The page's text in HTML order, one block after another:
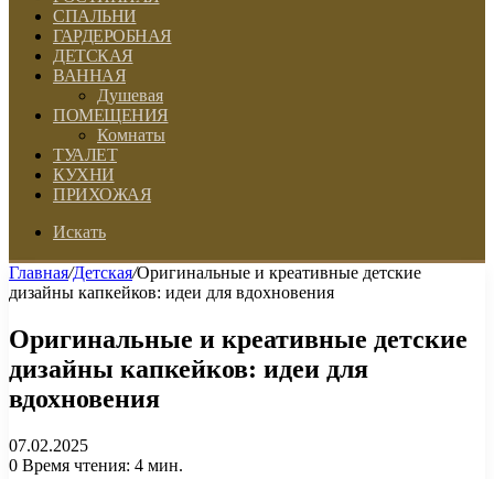
СПАЛЬНИ
ГАРДЕРОБНАЯ
ДЕТСКАЯ
ВАННАЯ
Душевая
ПОМЕЩЕНИЯ
Комнаты
ТУАЛЕТ
КУХНИ
ПРИХОЖАЯ
Искать
Главная/Детская/Оригинальные и креативные детские
дизайны капкейков: идеи для вдохновения
Оригинальные и креативные детские
дизайны капкейков: идеи для
вдохновения
07.02.2025
0 Время чтения: 4 мин.